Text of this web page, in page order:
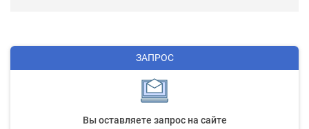
ЗАПРОС
Вы оставляете запрос на сайте